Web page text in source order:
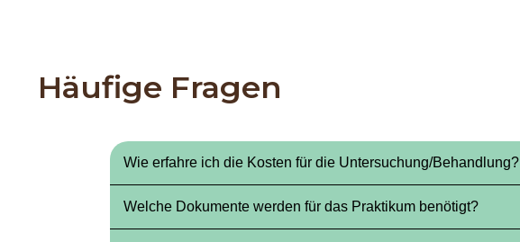
Häufige Fragen
Wie erfahre ich die Kosten für die Untersuchung/Behandlung?
Welche Dokumente werden für das Praktikum benötigt?